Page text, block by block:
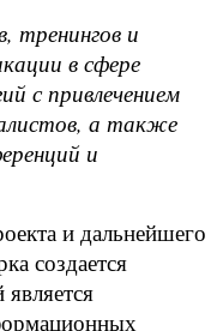
тренингов и
в сфере
с привлечением
а также
и
и дальнейшего
создается